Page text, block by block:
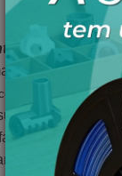
PETG XT é a
durável e
sua alta
fadiga a
de uso
o seu sucesso,